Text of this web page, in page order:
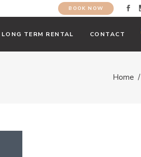
BOOK NOW
LONG TERM RENTAL CONTACT
Home /